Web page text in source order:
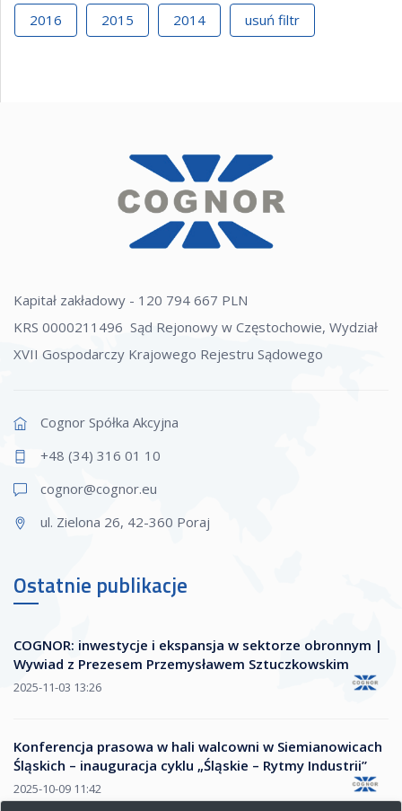
2016 2015 2014 usuń filtr
Kapitał zakładowy - 120 794 667 PLN
KRS 0000211496 Sąd Rejonowy w Częstochowie, Wydział
XVII Gospodarczy Krajowego Rejestru Sądowego
Cognor Spółka Akcyjna
+48 (34) 316 01 10
cognor@cognor.eu
ul. Zielona 26, 42-360 Poraj
Ostatnie publikacje
COGNOR: inwestycje i ekspansja w sektorze obronnym |
Wywiad z Prezesem Przemysławem Sztuczkowskim
2025-11-03 13:26
Konferencja prasowa w hali walcowni w Siemianowicach
Śląskich – inauguracja cyklu „Śląskie – Rytmy Industrii”
2025-10-09 11:42